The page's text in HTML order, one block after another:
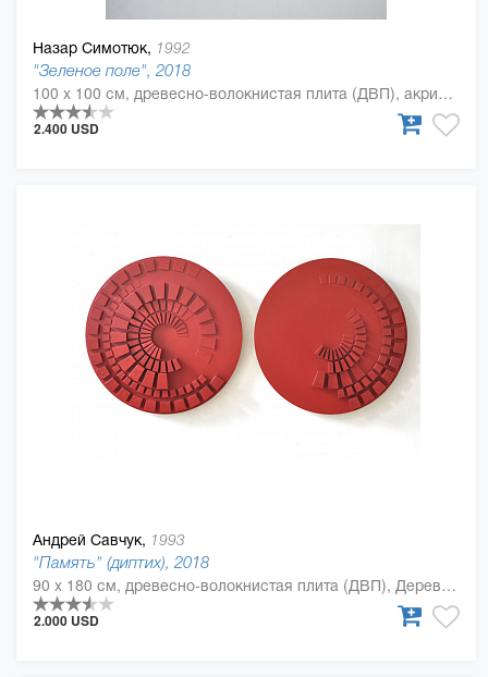
Назар Симотюк, 1992
"Зеленое поле", 2018
100 x 100 см, древесно-волокнистая плита (ДВП), акриловая краска, Дерево, полиуретан
2.400 USD
Андрей Савчук, 1993
"Память" (диптих), 2018
90 x 180 см, древесно-волокнистая плита (ДВП), Дерево, полиуретан
2.000 USD